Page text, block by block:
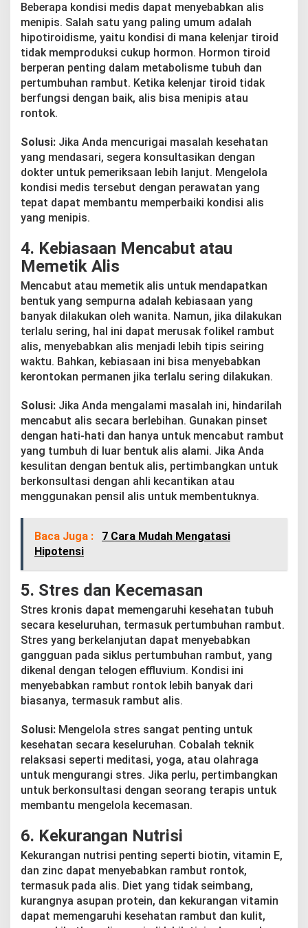
Beberapa kondisi medis dapat menyebabkan alis
menipis. Salah satu yang paling umum adalah
hipotiroidisme, yaitu kondisi di mana kelenjar tiroid
tidak memproduksi cukup hormon. Hormon tiroid
berperan penting dalam metabolisme tubuh dan
pertumbuhan rambut. Ketika kelenjar tiroid tidak
berfungsi dengan baik, alis bisa menipis atau
rontok.
Solusi: Jika Anda mencurigai masalah kesehatan
yang mendasari, segera konsultasikan dengan
dokter untuk pemeriksaan lebih lanjut. Mengelola
kondisi medis tersebut dengan perawatan yang
tepat dapat membantu memperbaiki kondisi alis
yang menipis.
4. Kebiasaan Mencabut atau
Memetik Alis
Mencabut atau memetik alis untuk mendapatkan
bentuk yang sempurna adalah kebiasaan yang
banyak dilakukan oleh wanita. Namun, jika dilakukan
terlalu sering, hal ini dapat merusak folikel rambut
alis, menyebabkan alis menjadi lebih tipis seiring
waktu. Bahkan, kebiasaan ini bisa menyebabkan
kerontokan permanen jika terlalu sering dilakukan.
Solusi: Jika Anda mengalami masalah ini, hindarilah
mencabut alis secara berlebihan. Gunakan pinset
dengan hati-hati dan hanya untuk mencabut rambut
yang tumbuh di luar bentuk alis alami. Jika Anda
kesulitan dengan bentuk alis, pertimbangkan untuk
berkonsultasi dengan ahli kecantikan atau
menggunakan pensil alis untuk membentuknya.
Baca Juga :
7 Cara Mudah Mengatasi
Hipotensi
5. Stres dan Kecemasan
Stres kronis dapat memengaruhi kesehatan tubuh
secara keseluruhan, termasuk pertumbuhan rambut.
Stres yang berkelanjutan dapat menyebabkan
gangguan pada siklus pertumbuhan rambut, yang
dikenal dengan telogen effluvium. Kondisi ini
menyebabkan rambut rontok lebih banyak dari
biasanya, termasuk rambut alis.
Solusi: Mengelola stres sangat penting untuk
kesehatan secara keseluruhan. Cobalah teknik
relaksasi seperti meditasi, yoga, atau olahraga
untuk mengurangi stres. Jika perlu, pertimbangkan
untuk berkonsultasi dengan seorang terapis untuk
membantu mengelola kecemasan.
6. Kekurangan Nutrisi
Kekurangan nutrisi penting seperti biotin, vitamin E,
dan zinc dapat menyebabkan rambut rontok,
termasuk pada alis. Diet yang tidak seimbang,
kurangnya asupan protein, dan kekurangan vitamin
dapat memengaruhi kesehatan rambut dan kulit,